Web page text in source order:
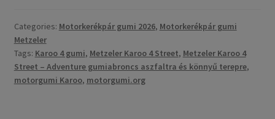
Categories: Motorkerékpár gumi 2026, Motorkerékpár gumi
Metzeler
Tags: Karoo 4 gumi, Metzeler Karoo 4 Street, Metzeler Karoo 4
Street – Adventure gumiabroncs aszfaltra és könnyű terepre,
motorgumi Karoo, motorgumi.org